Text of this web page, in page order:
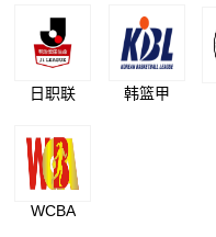
日职联 韩篮甲
WCBA